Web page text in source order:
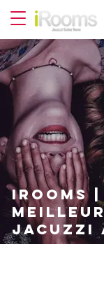
IROOMS
JACUZZI